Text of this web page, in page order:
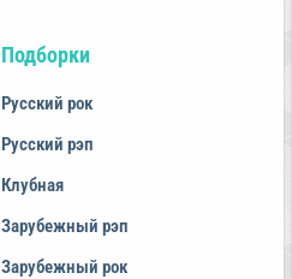
Подборки
Русский рок
Русский рэп
Клубная
Зарубежный рэп
Зарубежный рок